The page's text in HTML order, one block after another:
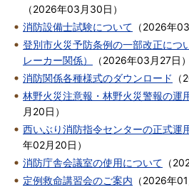
（2026年03月30日 ）
消防設備士試験について （2026年
登別市火災予防条例の一部改正につ
レーカー関係）
（2026年03月27日 ）
消防関係各種様式のダウンロード
（
林野火災注意報・林野火災警報の運
月20日 ）
西いぶり消防指令センターの正式運
年02月20日 ）
消防庁舎会議室の使用について （
定例救命講習会のご案内 （2026年